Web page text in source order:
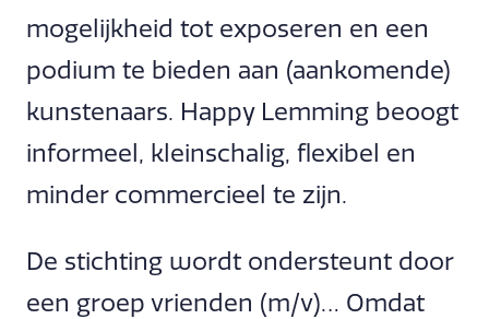
mogelijkheid tot exposeren en een
podium te bieden aan (aankomende)
kunstenaars. Happy Lemming beoogt
informeel, kleinschalig, flexibel en
minder commercieel te zijn.
De stichting wordt ondersteunt door
een groep vrienden (m/v)… Omdat